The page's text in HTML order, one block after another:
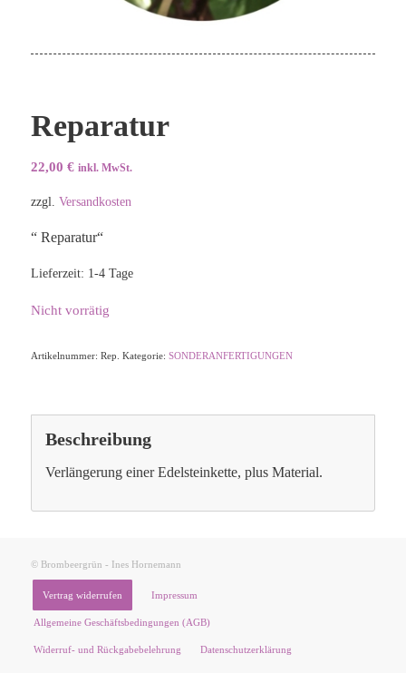
Reparatur
22,00 € inkl. MwSt.
zzgl. Versandkosten
“ Reparatur“
Lieferzeit: 1-4 Tage
Nicht vorrätig
Artikelnummer: Rep. Kategorie: SONDERANFERTIGUNGEN
Beschreibung
Verlängerung einer Edelsteinkette, plus Material.
© Brombeergrün - Ines Hornemann
Vertrag widerrufen Impressum
Allgemeine Geschäftsbedingungen (AGB)
Widerruf- und Rückgabebelehrung Datenschutzerklärung